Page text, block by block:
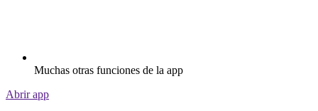
Muchas otras funciones de la app
Abrir app